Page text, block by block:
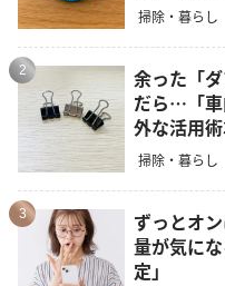
掃除・暮らし
2
余った「
だら…「車
外な活用術
掃除・暮らし
3
ずっとオ
量が気に
定」